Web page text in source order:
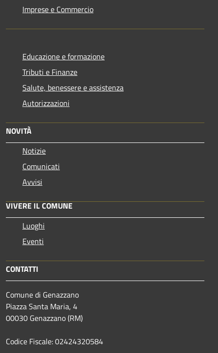
Imprese e Commercio
Educazione e formazione
Tributi e Finanze
Salute, benessere e assistenza
Autorizzazioni
NOVITÀ
Notizie
Comunicati
Avvisi
VIVERE IL COMUNE
Luoghi
Eventi
CONTATTI
Comune di Genazzano
Piazza Santa Maria, 4
00030 Genazzano (RM)
Codice Fiscale: 02424320584